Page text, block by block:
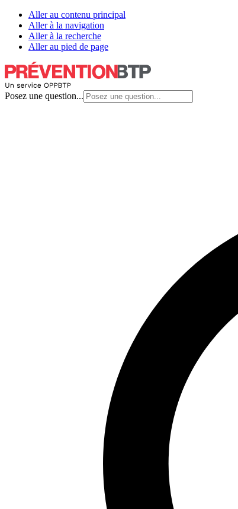
Aller au contenu principal
Aller à la navigation
Aller à la recherche
Aller au pied de page
Posez une question...